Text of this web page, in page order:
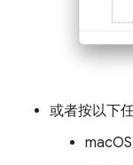
或者按以下
macOS